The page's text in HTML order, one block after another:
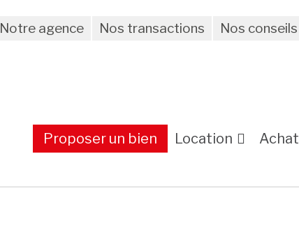
Notre agence Nos transactions Nos conseils
Proposer un bien Location Achat